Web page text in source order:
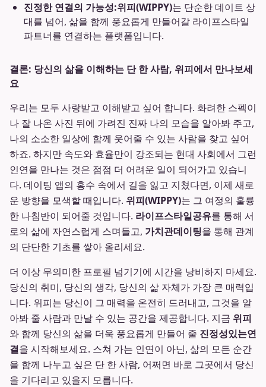
진정한 연결의 가능성:위피(WIPPY)는 단순한 데이트 상
대를 넘어, 삶을 함께 풍요롭게 만들어갈 라이프스타일
파트너를 연결하는 플랫폼입니다.
결론: 당신의 삶을 이해하는 단 한 사람, 위피에서 만나보세
요
우리는 모두 사랑받고 이해받고 싶어 합니다. 화려한 스펙이
나 잘 나온 사진 뒤에 가려진 진짜 나의 모습을 알아봐 주고,
나의 소소한 일상에 함께 웃어줄 수 있는 사람을 찾고 싶어
하죠. 하지만 속도와 효율만이 강조되는 현대 사회에서 그런
인연을 만나는 것은 점점 더 어려운 일이 되어가고 있습니
다. 데이팅 앱의 홍수 속에서 길을 잃고 지쳤다면, 이제 새로
운 방향을 모색할 때입니다. 위피(WIPPY)는 그 여정의 훌륭
한 나침반이 되어줄 것입니다. 라이프스타일공유를 통해 서
로의 삶에 자연스럽게 스며들고, 가치관데이팅을 통해 관계
의 단단한 기초를 쌓아 올리세요.
더 이상 무의미한 프로필 넘기기에 시간을 낭비하지 마세요.
당신의 취미, 당신의 생각, 당신의 삶 자체가 가장 큰 매력입
니다. 위피는 당신이 그 매력을 온전히 드러내고, 그것을 알
아봐 줄 사람과 만날 수 있는 공간을 제공합니다. 지금 위피
와 함께 당신의 삶을 더욱 풍요롭게 만들어 줄 진정성있는연
결을 시작해보세요. 스쳐 가는 인연이 아닌, 삶의 모든 순간
을 함께 나누고 싶은 단 한 사람, 어쩌면 바로 그곳에서 당신
을 기다리고 있을지 모릅니다.